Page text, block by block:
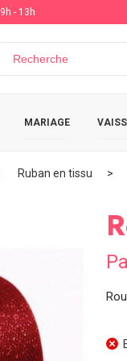
- 13h
MARIAGE
Ruban en tissu